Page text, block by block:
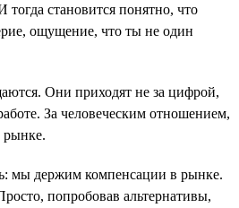
становится понятно, что
ощущение, что ты не один
Они приходят не за цифрой,
За человеческим отношением,
рынке.
мы держим компенсации в рынке.
попробовав альтернативы,